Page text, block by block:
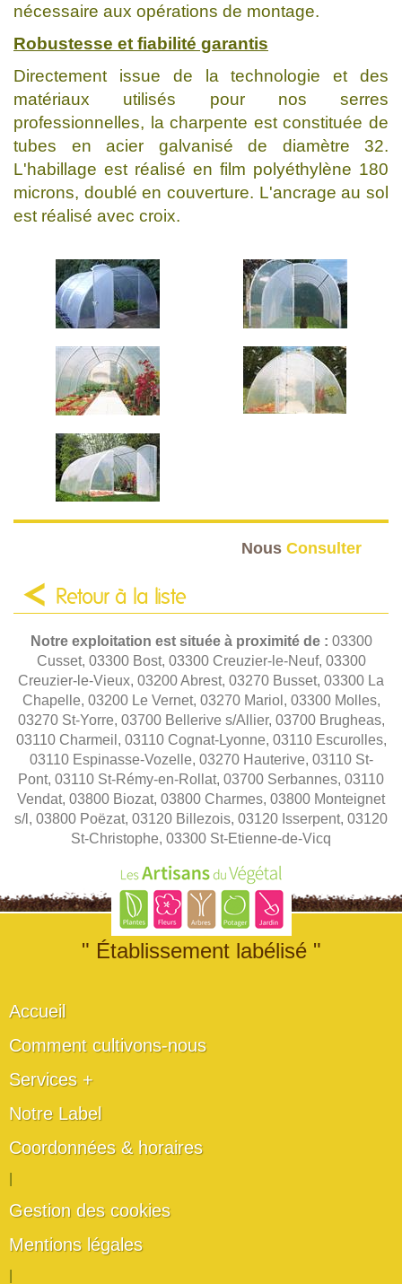
nécessaire aux opérations de montage.
Robustesse et fiabilité garantis
Directement issue de la technologie et des
matériaux utilisés pour nos serres
professionnelles, la charpente est constituée de
tubes en acier galvanisé de diamètre 32.
L'habillage est réalisé en film polyéthylène 180
microns, doublé en couverture. L'ancrage au sol
est réalisé avec croix.
Nous Consulter
Retour à la liste
Notre exploitation est située à proximité de : 03300
Cusset, 03300 Bost, 03300 Creuzier-le-Neuf, 03300
Creuzier-le-Vieux, 03200 Abrest, 03270 Busset, 03300 La
Chapelle, 03200 Le Vernet, 03270 Mariol, 03300 Molles,
03270 St-Yorre, 03700 Bellerive s/Allier, 03700 Brugheas,
03110 Charmeil, 03110 Cognat-Lyonne, 03110 Escurolles,
03110 Espinasse-Vozelle, 03270 Hauterive, 03110 St-
Pont, 03110 St-Rémy-en-Rollat, 03700 Serbannes, 03110
Vendat, 03800 Biozat, 03800 Charmes, 03800 Monteignet
s/l, 03800 Poëzat, 03120 Billezois, 03120 Isserpent, 03120
St-Christophe, 03300 St-Etienne-de-Vicq
" Établissement labélisé "
Accueil
Comment cultivons-nous
Services +
Notre Label
Coordonnées & horaires
Gestion des cookies
Mentions légales